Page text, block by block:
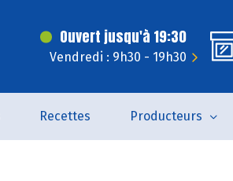
Ouvert jusqu'à 19:30
Vendredi : 9h30 - 19h30
Recettes Producteurs